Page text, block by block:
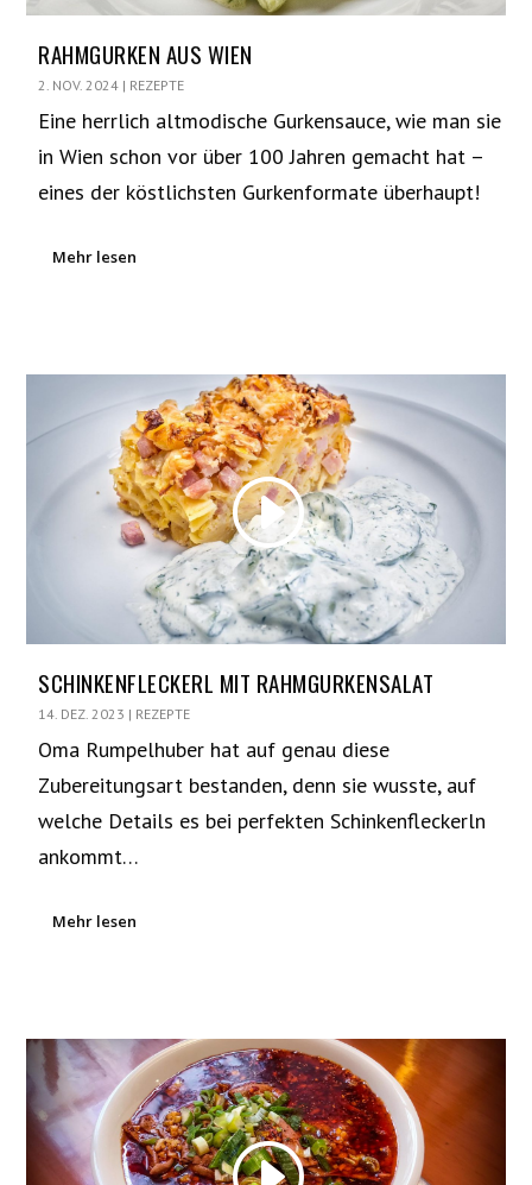
RAHMGURKEN AUS WIEN
2. NOV. 2024 | REZEPTE
Eine herrlich altmodische Gurkensauce, wie man sie
in Wien schon vor über 100 Jahren gemacht hat –
eines der köstlichsten Gurkenformate überhaupt!
Mehr lesen
SCHINKENFLECKERL MIT RAHMGURKENSALAT
14. DEZ. 2023 | REZEPTE
Oma Rumpelhuber hat auf genau diese
Zubereitungsart bestanden, denn sie wusste, auf
welche Details es bei perfekten Schinkenfleckerln
ankommt…
Mehr lesen